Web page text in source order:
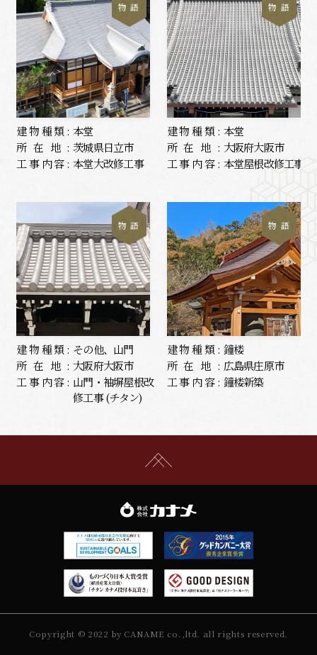
物 語
建物種類: 本堂
所在地: 茨城県日立市
工事内容: 本堂大改修工事
物 語
建物種類: 本堂
所在地: 大阪府大阪市
工事内容: 本堂屋根改修工事
物 語
建物種類: その他、山門
所在地: 大阪府大阪市
工事内容: 山門・袖塀屋根改
修工事 (チタン)
物 語
建物種類: 鐘楼
所在地: 広島県庄原市
工事内容: 鐘楼新築
Copyright © 2022 by CANAME co.,ltd. all rights reserved.